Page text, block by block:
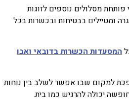
מסלולים נוספים לזוגות
ומטיילים בבטיחות ובכשרות בכל
המסעדות הכשרות בדובאי ואבו
למקום שבו אפשר לשלב בין נוחות
יכולה להרגיש כמו בית.